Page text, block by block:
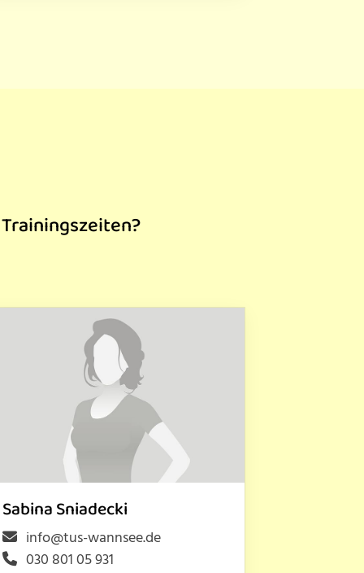
Sabina Sniadecki
info@tus-wannsee.de
030 801 05 931